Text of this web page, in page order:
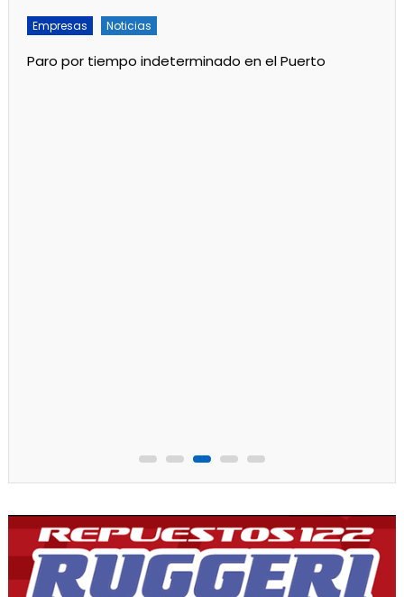
Empresas Noticias
Paro por tiempo indeterminado en el Puerto